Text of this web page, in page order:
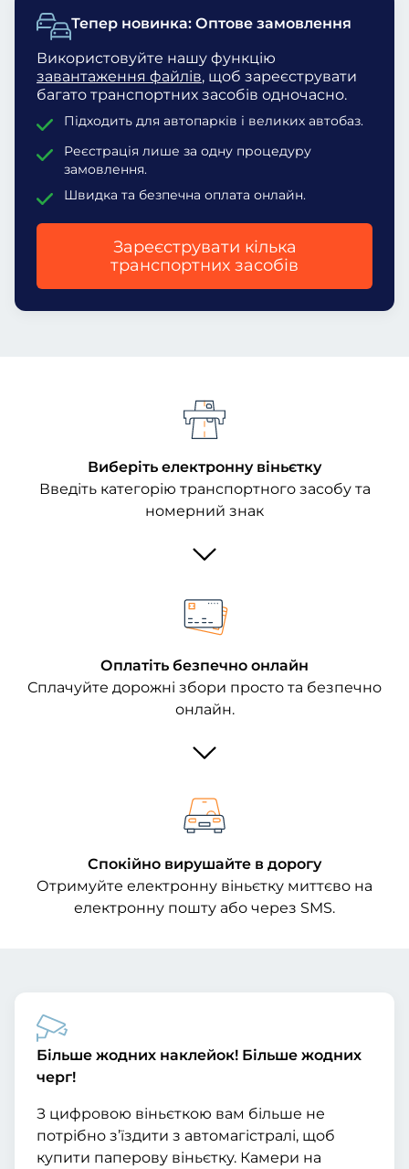
Тепер новинка: Оптове замовлення
Використовуйте нашу функцію
завантаження файлів, щоб зареєструвати
багато транспортних засобів одночасно.
Підходить для автопарків і великих автобаз.
Реєстрація лише за одну процедуру
замовлення.
Швидка та безпечна оплата онлайн.
Зареєструвати кілька
транспортних засобів
Виберіть електронну віньєтку
Введіть категорію транспортного засобу та
номерний знак
Оплатіть безпечно онлайн
Сплачуйте дорожні збори просто та безпечно
онлайн.
Спокійно вирушайте в дорогу
Отримуйте електронну віньєтку миттєво на
електронну пошту або через SMS.
Більше жодних наклейок! Більше жодних
черг!
З цифровою віньєткою вам більше не
потрібно з’їздити з автомагістралі, щоб
купити паперову віньєтку. Камери на